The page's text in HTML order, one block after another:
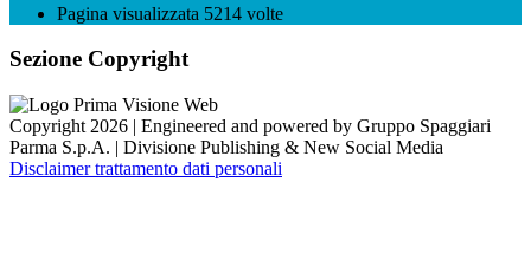
Pagina visualizzata 5214 volte
Sezione Copyright
Copyright 2026 | Engineered and powered by Gruppo Spaggiari
Parma S.p.A. | Divisione Publishing & New Social Media
Disclaimer trattamento dati personali